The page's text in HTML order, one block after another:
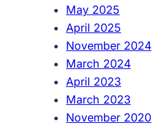
May 2025
April 2025
November 2024
March 2024
April 2023
March 2023
November 2020